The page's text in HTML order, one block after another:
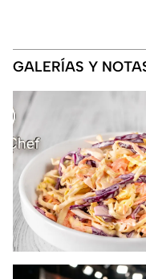
GALERÍAS Y